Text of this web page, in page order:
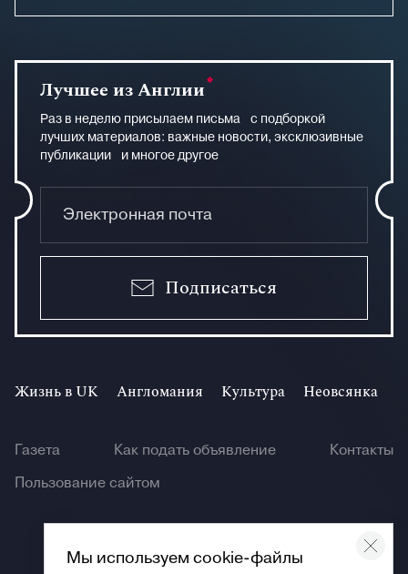
Лучшее из Англии
Раз в неделю присылаем письма с подборкой
лучших материалов: важные новости, эксклюзивные
публикации и многое другое
Подписаться
Жизнь в UK Англомания Культура Неовсянка
Газета Как подать объявление
Контакты
Пользование сайтом
Мы используем cookie-файлы